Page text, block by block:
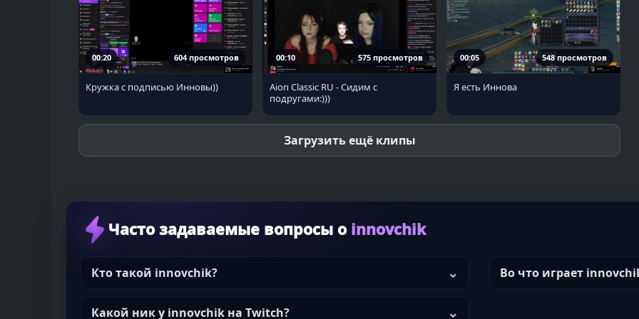
00:20 604 просмотров
Кружка с подписью Инновы))
00:10 575 просмотров
Aion Classic RU - Сидим с
подругами:)))
00:05 548 просмотров
Я есть Иннова
Загрузить ещё клипы
Часто задаваемые вопросы о innovchik
Кто такой innovchik? Во что играет
Какой ник у innovchik на Twitch?